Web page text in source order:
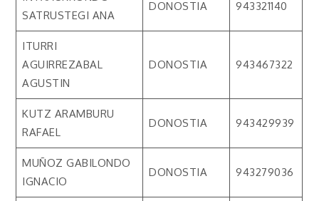
SATRUSTEGI ANA
DONOSTIA 943321140
ITURRI
AGUIRREZABAL
AGUSTIN
DONOSTIA 943467322
KUTZ ARAMBURU
RAFAEL
DONOSTIA 943429939
MUÑOZ GABILONDO
IGNACIO
DONOSTIA 943279036